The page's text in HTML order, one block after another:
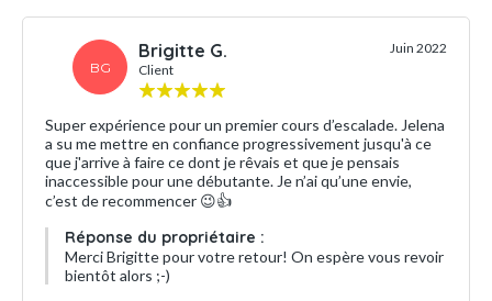
BG
Brigitte G.
Client
Juin 2022
Super expérience pour un premier cours d’escalade. Jelena
a su me mettre en confiance progressivement jusqu'à ce
que j'arrive à faire ce dont je rêvais et que je pensais
inaccessible pour une débutante. Je n’ai qu’une envie,
c’est de recommencer 😉👍
Réponse du propriétaire :
Merci Brigitte pour votre retour! On espère vous revoir
bientôt alors ;-)